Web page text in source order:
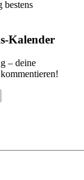
bestens
Kalender
– deine